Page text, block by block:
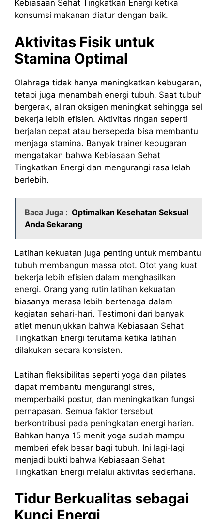
Kebiasaan Sehat Tingkatkan Energi ketika
konsumsi makanan diatur dengan baik.
Aktivitas Fisik untuk
Stamina Optimal
Olahraga tidak hanya meningkatkan kebugaran,
tetapi juga menambah energi tubuh. Saat tubuh
bergerak, aliran oksigen meningkat sehingga sel
bekerja lebih efisien. Aktivitas ringan seperti
berjalan cepat atau bersepeda bisa membantu
menjaga stamina. Banyak trainer kebugaran
mengatakan bahwa Kebiasaan Sehat
Tingkatkan Energi dan mengurangi rasa lelah
berlebih.
Baca Juga : Optimalkan Kesehatan Seksual
Anda Sekarang
Latihan kekuatan juga penting untuk membantu
tubuh membangun massa otot. Otot yang kuat
bekerja lebih efisien dalam menghasilkan
energi. Orang yang rutin latihan kekuatan
biasanya merasa lebih bertenaga dalam
kegiatan sehari-hari. Testimoni dari banyak
atlet menunjukkan bahwa Kebiasaan Sehat
Tingkatkan Energi terutama ketika latihan
dilakukan secara konsisten.
Latihan fleksibilitas seperti yoga dan pilates
dapat membantu mengurangi stres,
memperbaiki postur, dan meningkatkan fungsi
pernapasan. Semua faktor tersebut
berkontribusi pada peningkatan energi harian.
Bahkan hanya 15 menit yoga sudah mampu
memberi efek besar bagi tubuh. Ini lagi-lagi
menjadi bukti bahwa Kebiasaan Sehat
Tingkatkan Energi melalui aktivitas sederhana.
Tidur Berkualitas sebagai
Kunci Energi